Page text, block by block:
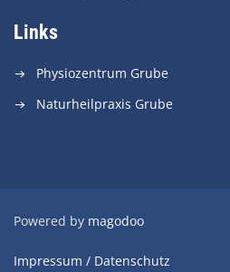
Links
Physiozentrum Grube
Naturheilpraxis Grube
Powered by magodoo
Impressum / Datenschutz